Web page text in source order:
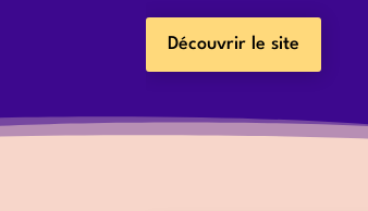
Découvrir le site